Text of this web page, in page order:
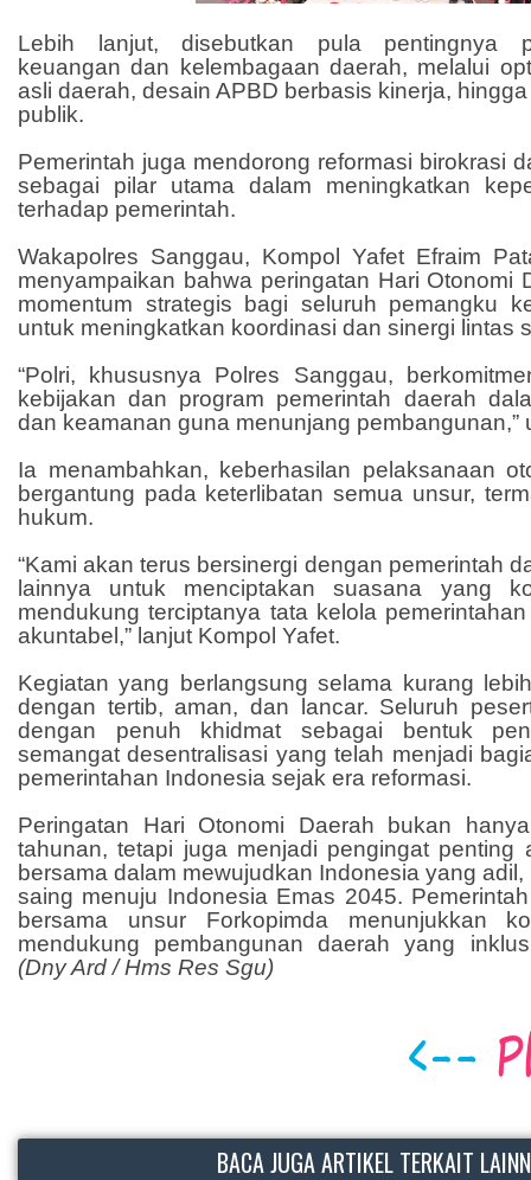
Lebih lanjut, disebutkan pula pentingnya
keuangan dan kelembagaan daerah, melalui
asli daerah, desain APBD berbasis kinerja,
publik.
Pemerintah juga mendorong reformasi birokrasi
sebagai pilar utama dalam meningkatkan
terhadap pemerintah.
Wakapolres Sanggau, Kompol Yafet Efraim
menyampaikan bahwa peringatan Hari Otonomi
momentum strategis bagi seluruh pemangku
untuk meningkatkan koordinasi dan sinergi lintas
“Polri, khususnya Polres Sanggau,
kebijakan dan program pemerintah daerah
dan keamanan guna menunjang pembangunan,”
Ia menambahkan, keberhasilan pelaksanaan
bergantung pada keterlibatan semua unsur,
hukum.
“Kami akan terus bersinergi dengan pemerintah
lainnya untuk menciptakan suasana yang
mendukung terciptanya tata kelola
akuntabel,” lanjut Kompol Yafet.
Kegiatan yang berlangsung selama kurang
dengan tertib, aman, dan lancar. Seluruh
dengan penuh khidmat sebagai bentuk
semangat desentralisasi yang telah menjadi
pemerintahan Indonesia sejak era reformasi.
Peringatan Hari Otonomi Daerah bukan
tahunan, tetapi juga menjadi pengingat penting
bersama dalam mewujudkan Indonesia yang
saing menuju Indonesia Emas 2045.
bersama unsur Forkopimda menunjukkan
mendukung pembangunan daerah yang
(Dny Ard / Hms Res Sgu)
BACA JUGA ARTIKEL TERKAIT